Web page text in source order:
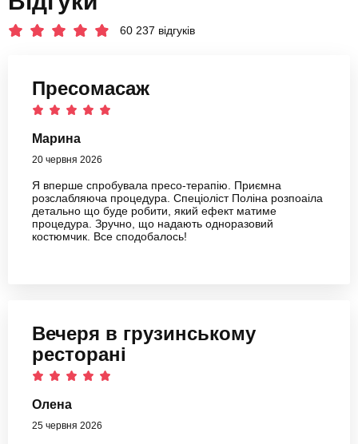
60 237 відгуків
Пресомасаж
Марина
20 червня 2026
Я вперше спробувала пресо-терапію. Приємна
розслабляюча процедура. Спеціоліст Поліна розпоаіла
детально що буде робити, який ефект матиме
процедура. Зручно, що надають одноразовий
костюмчик. Все сподобалось!
Вечеря в грузинському
ресторані
Олена
25 червня 2026